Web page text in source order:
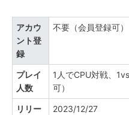
アカウ
ント登
録
不要（会員登録可）
プレイ
人数
1人でCPU対戦、
可）
リリー
2023/12/27